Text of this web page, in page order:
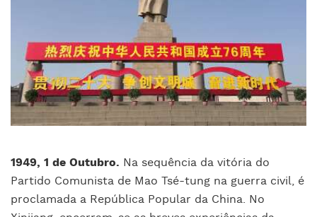
1949, 1 de Outubro. Na sequência da vitória do
Partido Comunista de Mao Tsé-tung na guerra civil, é
proclamada a República Popular da China. No